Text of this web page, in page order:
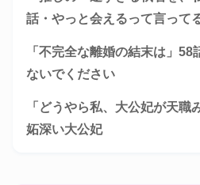
話・やっと会えるって言って
「不完全な離婚の結末は」58
ないでください
「どうやら私、大公妃が天職
妬深い大公妃